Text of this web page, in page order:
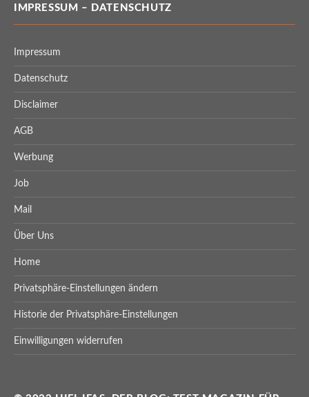
IMPRESSUM – DATENSCHUTZ
Impressum
Datenschutz
Disclaimer
AGB
Werbung
Job
Mail
Über Uns
Home
Privatsphäre-Einstellungen ändern
Historie der Privatsphäre-Einstellungen
Einwilligungen widerrufen